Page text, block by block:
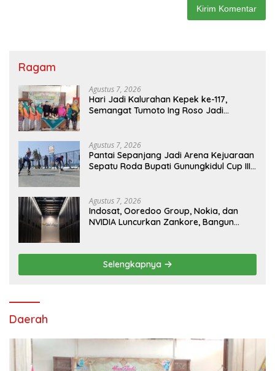
Ragam
Agustus 7, 2026
Hari Jadi Kalurahan Kepek ke-117,
Semangat Tumoto Ing Roso Jadi
Agustus 7, 2026
Pantai Sepanjang Jadi Arena Kejuaraan
Sepatu Roda Bupati Gunungkidul Cup III
Agustus 7, 2026
Indosat, Ooredoo Group, Nokia, dan
NVIDIA Luncurkan Zankore, Bangun
Selengkapnya
Daerah